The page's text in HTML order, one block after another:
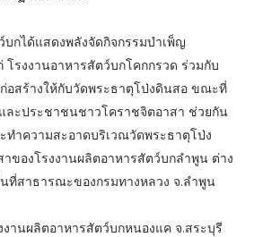
กได้แสดงพลังจัดกิจกรรมบำเพ็ญ
รงงานอาหารสัตว์บกโคกกรวด ร่วมกับ
อสร้างให้กับวัดพระธาตุโป่งดินสอ ขณะที่
ละประชาชนชาวโคราชจิตอาสา ช่วยกัน
ำความสะอาดบริเวณวัดพระธาตุโป่ง
ของโรงงานผลิตอาหารสัตว์บกลำพูน ต่าง
ที่สาธารณะของกรมทางหลวง จ.ลำพูน
านผลิตอาหารสัตว์บกหนองแค จ.สระบุรี